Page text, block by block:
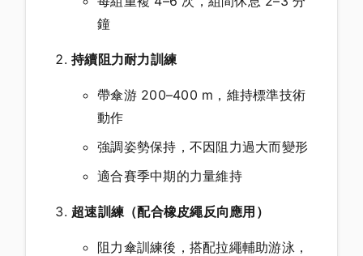
鐘
持續阻力耐力訓練
帶傘游 200–400 m，維持標準技術
動作
強調姿勢保持，不因阻力過大而變形
適合賽季中期的力量維持
超速訓練（配合橡皮繩反向應用）
阻力傘訓練後，搭配拉繩輔助游泳，